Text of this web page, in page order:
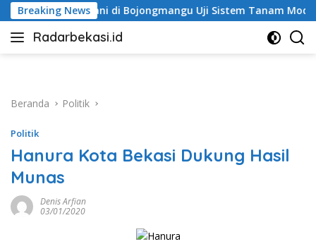
Langsung
ke
konten
Breaking News
di Bojongmangu Uji Sistem Tanam Modern
Radarbekasi.id
Berita
Beranda
Politik
Politik
Hanura Kota Bekasi Dukung Hasil
Munas
Denis Arfian
03/01/2020